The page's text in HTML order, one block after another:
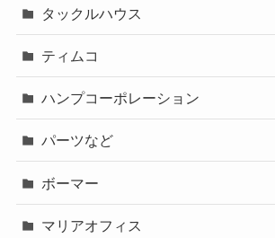
タックルハウス
ティムコ
ハンプコーポレーション
パーツなど
ボーマー
マリアオフィス